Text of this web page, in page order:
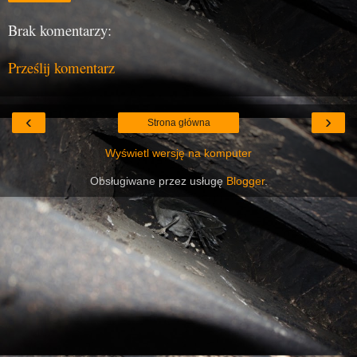
Brak komentarzy:
Prześlij komentarz
‹ ›
Strona główna
Wyświetl wersję na komputer
Obsługiwane przez usługę Blogger.